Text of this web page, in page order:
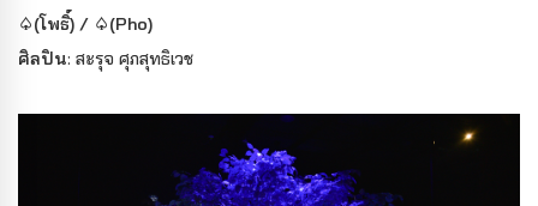
♤(โพธิ์) / ♤(Pho)
ศิลปิน: สะรุจ ศุภสุทธิเวช